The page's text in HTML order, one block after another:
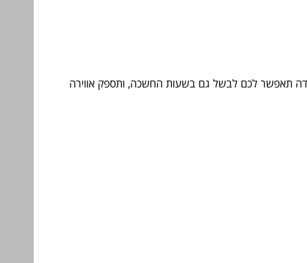
תאפשר לכם לבשל גם בשעות החשכה, ותספק אווירה